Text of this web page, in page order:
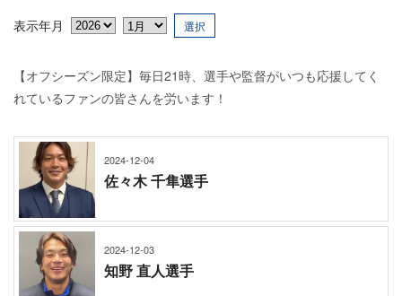
表示年月 選択
【オフシーズン限定】毎日21時、選手や監督がいつも応援してく
れているファンの皆さんを労います！
2024-12-04
佐々木 千隼選手
2024-12-03
知野 直人選手